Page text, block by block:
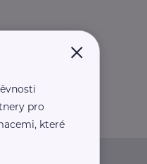
×
pro
které